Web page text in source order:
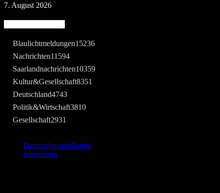
7. August 2026
Blaulichtmeldungen15236
Nachrichten11594
Saarlandnachrichten10359
Kultur&Gesellschaft8351
Deutschland4743
Politik&Wirtschaft3810
Gesellschaft2931
Datenschutzerklärung
Impressum